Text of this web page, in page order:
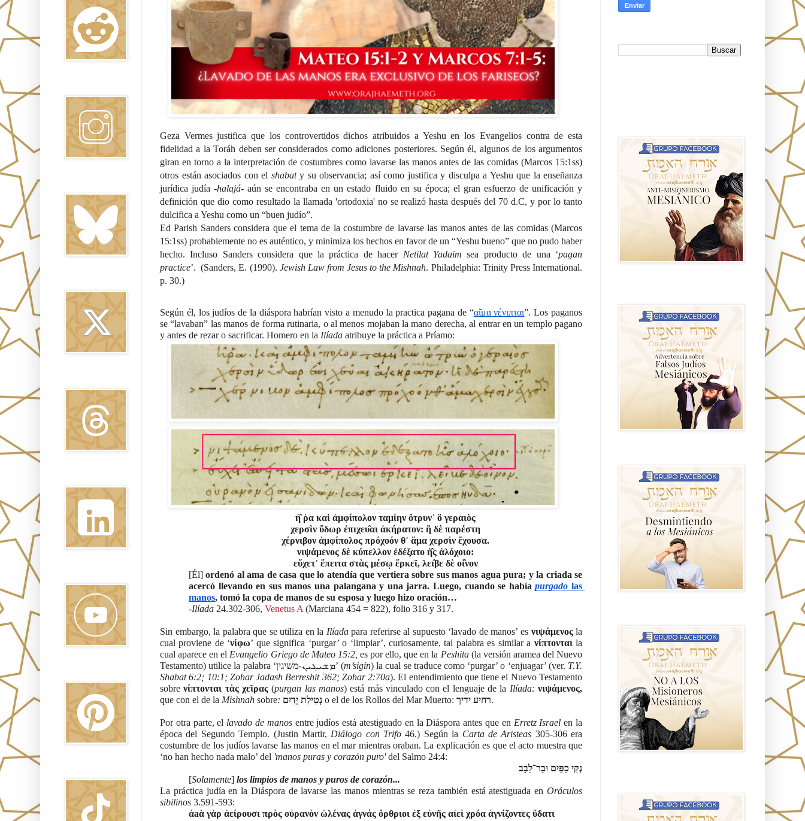
Geza Vermes justifica que los controvertidos dichos atribuidos a Yeshu en los Evangelios contra de esta
fidelidad a la Toráh deben ser considerados como adiciones posteriores. Según él, algunos de los argumentos
giran en torno a la interpretación de costumbres como lavarse las manos antes de las comidas (Marcos 15:1ss)
otros están asociados con el shabat y su observancia; así como justifica y disculpa a Yeshu que la enseñanza
jurídica judía -halajá- aún se encontraba en un estado fluido en su época; el gran esfuerzo de unificación y
definición que dio como resultado la llamada 'ortodoxia' no se realizó hasta después del 70 d.C, y por lo tanto
dulcifica a Yeshu como un “buen judío”.
Ed Parish Sanders considera que el tema de la costumbre de lavarse las manos antes de las comidas (Marcos
15:1ss) probablemente no es auténtico, y minimiza los hechos en favor de un “Yeshu bueno” que no pudo haber
hecho. Incluso Sanders considera que la práctica de hacer Netilat Yadaim sea producto de una ‘pagan
practice’.  (Sanders, E. (1990). Jewish Law from Jesus to the Mishnah. Philadelphia: Trinity Press International.
p. 30.)
Según él, los judíos de la diáspora habrían visto a menudo la practica pagana de “αἱ̂μα νένιπται”. Los paganos
se “lavaban” las manos de forma rutinaria, o al menos mojaban la mano derecha, al entrar en un templo pagano
y antes de rezar o sacrificar. Homero en la Ilíada atribuye la práctica a Príamo:
ἠ̂ ῥα καὶ ἀμφίπολον ταμίην ὄτρυν᾽ ὃ γεραιὸς
χερσὶν ὕδωρ ἐπιχευ̂αι ἀκήρατον: ἣ δὲ παρέστη
χέρνιβον ἀμφίπολος πρόχοόν θ᾽ ἅμα χερσὶν ἔχουσα.
νιψάμενος δὲ κύπελλον ἐδέξατο ἡ̂ς ἀλόχοιο:
εὔχετ᾽ ἔπειτα στὰς μέσῳ ἕρκεϊ, λει̂βε δὲ οἰ̂νον
[Él] ordenó al ama de casa que lo atendía que vertiera sobre sus manos agua pura; y la criada se
acercó llevando en sus manos una palangana y una jarra. Luego, cuando se había purgado las
manos, tomó la copa de manos de su esposa y luego hizo oración…
-Ilíada 24.302-306, Venetus A (Marciana 454 = 822), folio 316 y 317.
Sin embargo, la palabra que se utiliza en la Ilíada para referirse al supuesto ‘lavado de manos’ es νιψάμενος la
cual proviene de ‘νίφω’ que significa ‘purgar’ o ‘limpiar’, curiosamente, tal palabra es similar a νίπτονται la
cual aparece en el Evangelio Griego de Mateo 15:2, es por ello, que en la Peshita (la versión aramea del Nuevo
Testamento) utilice la palabra ‘ܡܫܝܓܝܢ-משׁיגין’ (m’sigin) la cual se traduce como ‘purgar’ o ‘enjuagar’ (ver. T.Y.
Shabat 6:2; 10:1; Zohar Jadash Berreshit 362; Zohar 2:70a). El entendimiento que tiene el Nuevo Testamento
sobre νίπτονται τὰς χεῖρας (purgan las manos) está más vinculado con el lenguaje de la Ilíada:
que con el de la Mishnah sobre: נְטִילַת יָדַיִם o el de los Rollos del Mar Muerto: רחיע ידיך.
Por otra parte, el lavado de manos entre judíos está atestiguado en la Diáspora antes que en Erretz Israel en la
época del Segundo Templo. (Justin Martir, Diálogo con Trifo 46.) Según la Carta de Aristeas 305-306 era
costumbre de los judíos lavarse las manos en el mar mientras oraban. La explicación es que el acto muestra que
‘no han hecho nada malo’ del 'manos puras y corazón puro' del Salmo 24:4:
נְקִי כַפַּיִם וּבַר־לֵבָב
[Solamente] los limpios de manos y puros de corazón...
La práctica judía en la Diáspora de lavarse las manos mientras se reza también está atestiguada en Oráculos
sibilinos 3.591-593:
ἀaὰ γὰρ ἀείρουσι πρὸς οὐρανὸν ὠλένας ἁγνάς ὄρθριοι ἐξ εὐνῆς αἰεὶ χρόα ἁγνίζοντες ὕδατι